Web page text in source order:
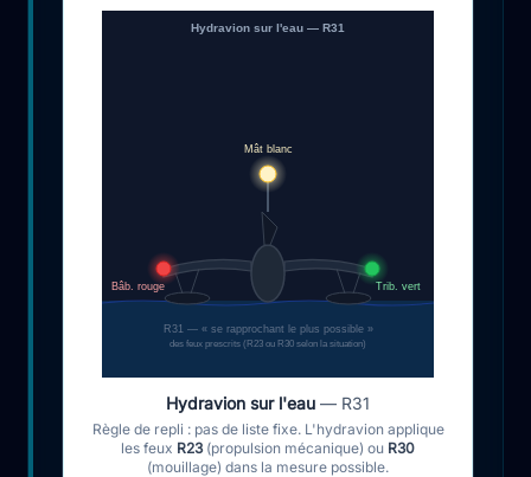
Hydravion sur l'eau — R31
Mât blanc
Bâb. rouge Trib. vert
R31 — « se rapprochant le plus possible »
des feux prescrits (R23 ou R30 selon la situation)
Hydravion sur l'eau — R31
Règle de repli : pas de liste fixe. L'hydravion applique
les feux R23(propulsion mécanique) ou R30
(mouillage) dans la mesure possible.